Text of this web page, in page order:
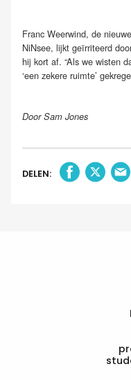
Franc Weerwind, de
NiNsee, lijkt geïrriteerd
hij kort af. “Als we wisten
‘een zekere ruimte’
Door Sam Jones
DELEN: